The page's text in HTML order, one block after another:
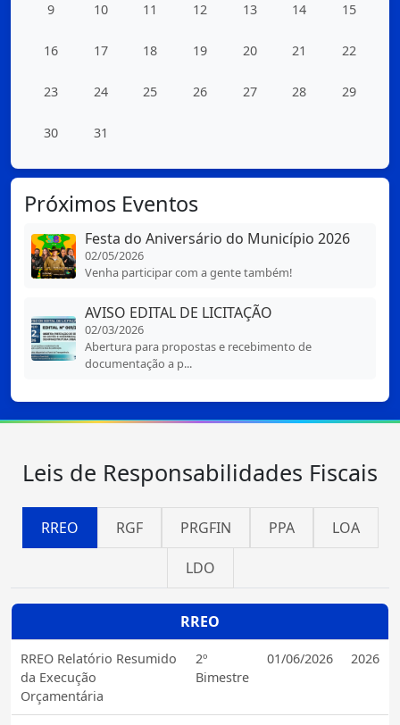
9 10 11 12 13 14 15
16 17 18 19 20 21 22
23 24 25 26 27 28 29
30 31
Próximos Eventos
Festa do Aniversário do Município 2026
02/05/2026
Venha participar com a gente também!
AVISO EDITAL DE LICITAÇÃO
02/03/2026
Abertura para propostas e recebimento de
documentação a p...
Leis de Responsabilidades Fiscais
RREO RGF PRGFIN PPA LOA
LDO
RREO
RREO Relatório Resumido
da Execução
Orçamentária
2º
Bimestre
01/06/2026 2026